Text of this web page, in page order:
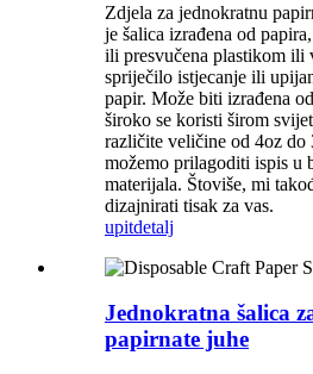
Zdjela za jednokratnu
je šalica izrađena od
ili presvučena plastikom ili
spriječilo istjecanje ili
papir. Može biti izrađena
široko se koristi širom
različite veličine od 4oz do
možemo prilagoditi ispis u
materijala. Štoviše, mi
dizajnirati tisak za vas.
upitdetalj
Jednokratna šalica
papirnate juhe